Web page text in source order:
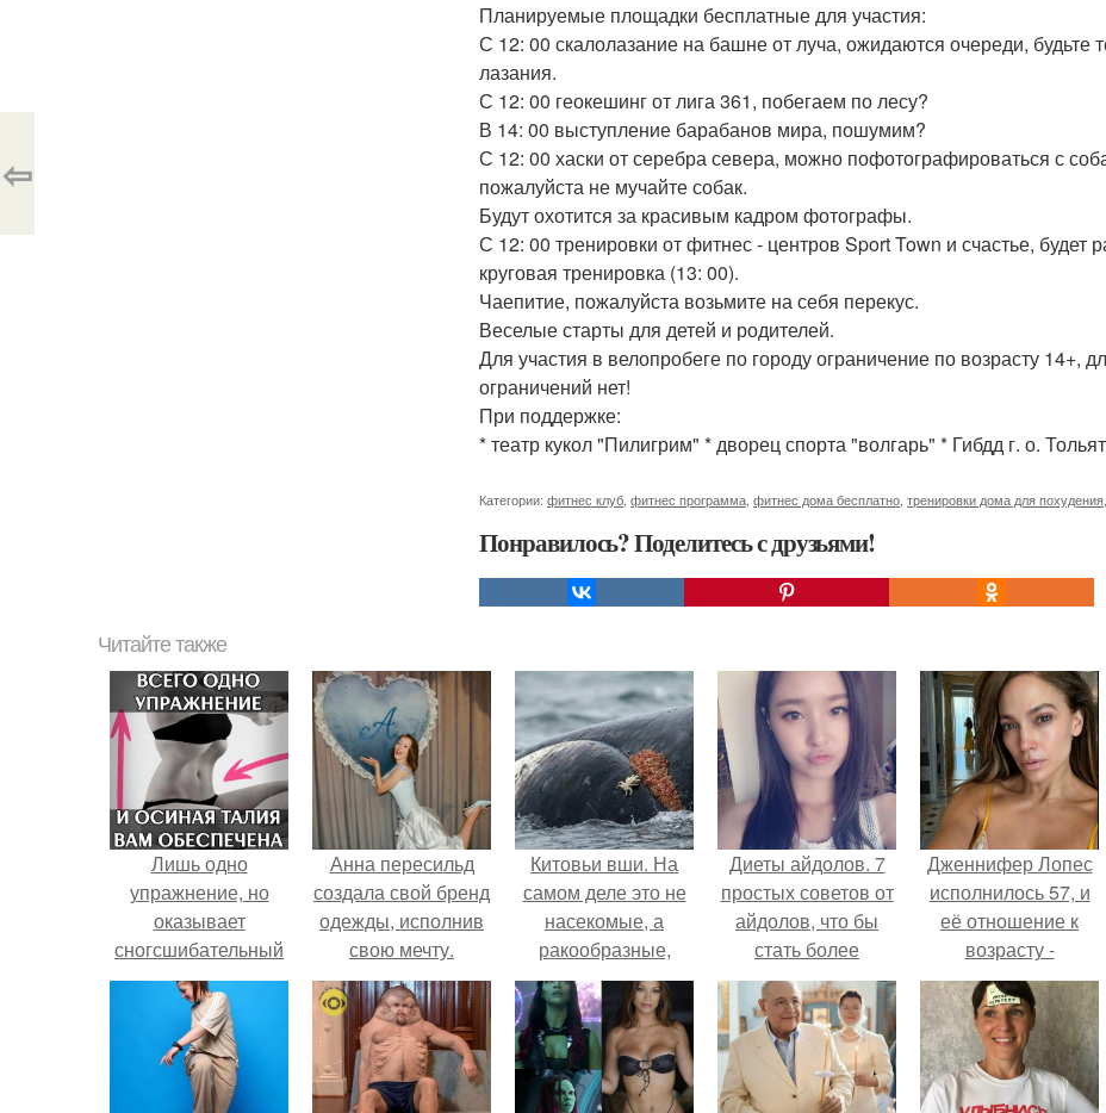
Планируемые площадки бесплатные для участия:
С 12: 00 скалолазание на башне от луча, ожидаются очереди, будьте
лазания.
С 12: 00 геокешинг от лига 361, побегаем по лесу?
В 14: 00 выступление барабанов мира, пошумим?
С 12: 00 хаски от серебра севера, можно пофотографироваться с
пожалуйста не мучайте собак.
Будут охотится за красивым кадром фотографы.
С 12: 00 тренировки от фитнес - центров Sport Town и счастье, будет
круговая тренировка (13: 00).
Чаепитие, пожалуйста возьмите на себя перекус.
Веселые старты для детей и родителей.
Для участия в велопробеге по городу ограничение по возрасту 14+,
ограничений нет!
При поддержке:
* театр кукол "Пилигрим" * дворец спорта "волгарь" * Гибдд г. о.
Категории: фитнес клуб фитнес программа фитнес дома бесплатно тренировки дома для похудения
Понравилось? Поделитесь с друзьями!
⇦
Читайте также
Лишь одно
упражнение, но
оказывает
сногсшибательный
эффект: "Осиная"
талия и плоский
живот - при этом
огромная польза
для здоровья!
Анна пересильд
создала свой бренд
одежды, исполнив
свою мечту.
Китовьи вши. На
самом деле это не
насекомые, а
ракообразные,
относящиеся к
бокоплавам.
Диеты айдолов. 7
простых советов от
айдолов, что бы
стать более
привлекательными
Дженнифер Лопес
исполнилось 57, и
её отношение к
возрасту -
настоящий
манифест
уверенности: "не
говорите, что я
отлично выгляжу